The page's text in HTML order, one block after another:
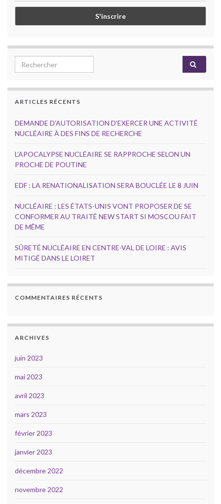
Search for:
ARTICLES RÉCENTS
DEMANDE D’AUTORISATION D’EXERCER UNE ACTIVITÉ
NUCLÉAIRE À DES FINS DE RECHERCHE
L’APOCALYPSE NUCLÉAIRE SE RAPPROCHE SELON UN
PROCHE DE POUTINE
EDF : LA RENATIONALISATION SERA BOUCLÉE LE 8 JUIN
NUCLÉAIRE : LES ÉTATS-UNIS VONT PROPOSER DE SE
CONFORMER AU TRAITÉ NEW START SI MOSCOU FAIT
DE MÊME
SÛRETÉ NUCLÉAIRE EN CENTRE-VAL DE LOIRE : AVIS
MITIGÉ DANS LE LOIRET
COMMENTAIRES RÉCENTS
ARCHIVES
juin 2023
mai 2023
avril 2023
mars 2023
février 2023
janvier 2023
décembre 2022
novembre 2022